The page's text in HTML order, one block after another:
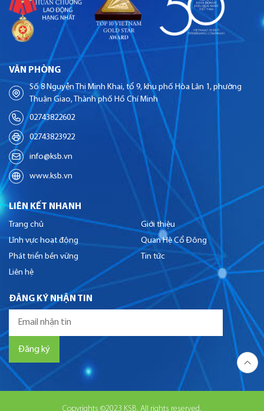
VĂN PHÒNG
Số 8 Nguyễn Thị Minh Khai, tổ 9, khu phố Hòa Lân 1, phường
Thuận Giao, Thành phố Hồ Chí Minh
02743822602
02743823922
info@ksb.vn
www.ksb.vn
LIÊN KẾT NHANH
Trang chủ
Giới thiệu
Lĩnh vực hoạt động
Quan Hệ Cổ Đông
Phát triển bền vững
Tin tức
Liên hệ
ĐĂNG KÝ NHẬN TIN
Copyrights ©2023 KSB. All rights reserved.